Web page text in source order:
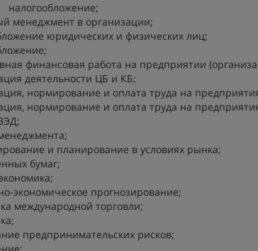
налогообложение;
менеджмент в организации;
юридических и физических лиц;
финансовая работа на предприятии
деятельности ЦБ и КБ;
нормирование и оплата труда на
нормирование и оплата труда на
и планирование в условиях рынка;
бумаг;
экономическое прогнозирование;
международной торговли;
предпринимательских рисков;